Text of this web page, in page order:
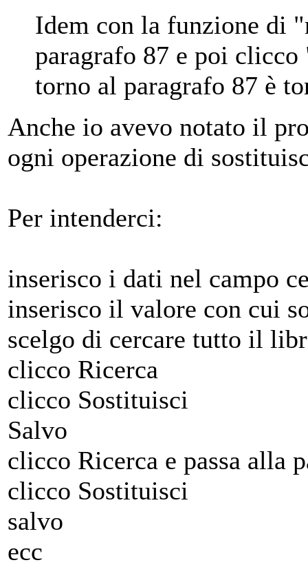
Idem con la funzione di
paragrafo 87 e poi
torno al paragrafo 87 è
Anche io avevo notato il
ogni operazione di
Per intenderci:
inserisco i dati nel campo
inserisco il valore con cui
scelgo di cercare tutto il
clicco Ricerca
clicco Sostituisci
Salvo
clicco Ricerca e passa alla
clicco Sostituisci
salvo
ecc